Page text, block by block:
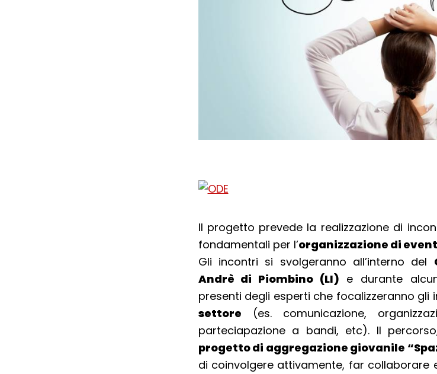
Il progetto prevede la realizzazione di
fondamentali per l’organizzazione di
Gli incontri si svolgeranno all’interno del
Andrè di Piombino (LI) e durante
presenti degli esperti che focalizzeranno gli
settore (es. comunicazione,
parteciapazione a bandi, etc). Il
progetto di aggregazione giovanile
di coinvolgere attivamente, far collaborare